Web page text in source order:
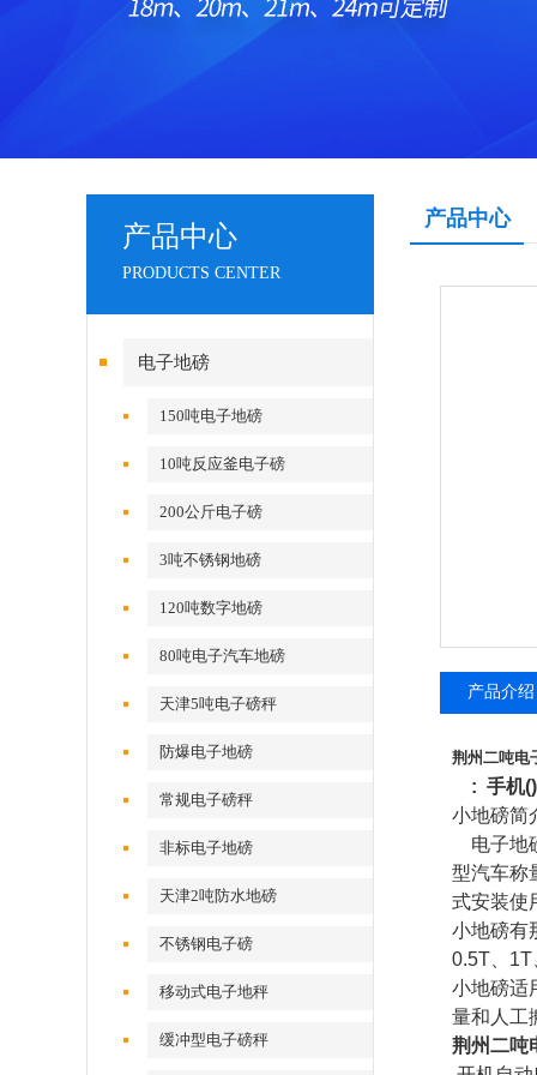
产品中心
PRODUCTS CENTER
电子地磅
150吨电子地磅
10吨反应釜电子磅
200公斤电子磅
3吨不锈钢地磅
120吨数字地磅
80吨电子汽车地磅
天津5吨电子磅秤
防爆电子地磅
常规电子磅秤
非标电子地磅
天津2吨防水地磅
不锈钢电子磅
移动式电子地秤
缓冲型电子磅秤
产品中心
产品介绍
荆州二吨电
: 手机
小地磅简
电子地
型汽车称
式安装使
小地磅有
0.5T
1T
小地磅适
量和人工
荆州二吨